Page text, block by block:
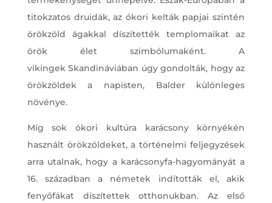
titokzatos druidák, az ókori kelták papjai szintén
örökzöld ágakkal díszítették templomaikat az
örök élet szimbólumaként. A
vikingek Skandináviában úgy gondolták, hogy az
örökzöldek a napisten, Balder különleges
növénye.
Míg sok ókori kultúra karácsony környékén
használt örökzöldeket, a történelmi feljegyzések
arra utalnak, hogy a karácsonyfa-hagyományát a
16. században a németek indították el, akik
fenyőfákat díszítettek otthonukban. Az első